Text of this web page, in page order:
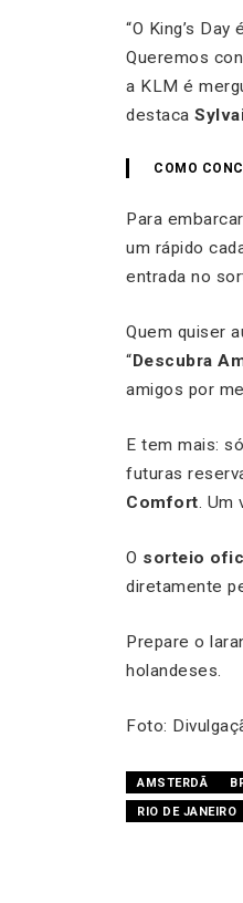
“O King’s
Queremos
a KLM é
destaca
COMO
Para
um rápido
entrada no
Quem quiser
“Descubra
amigos por
E tem mais:
futuras
Comfort. Um
O sorteio
diretamente
Prepare o
holandeses.
Foto:
AMSTERDÃ
RIO DE JANEIRO